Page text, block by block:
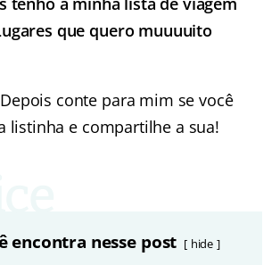
que quero muuuuito
conte para mim se você
listinha e compartilhe a sua!
encontra nesse post hide